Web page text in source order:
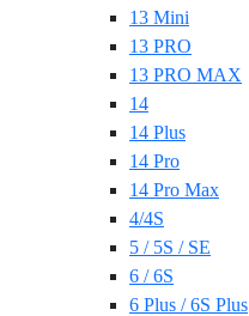
13 Mini
13 PRO
13 PRO MAX
14
14 Plus
14 Pro
14 Pro Max
4/4S
5 / 5S / SE
6 / 6S
6 Plus / 6S Plus